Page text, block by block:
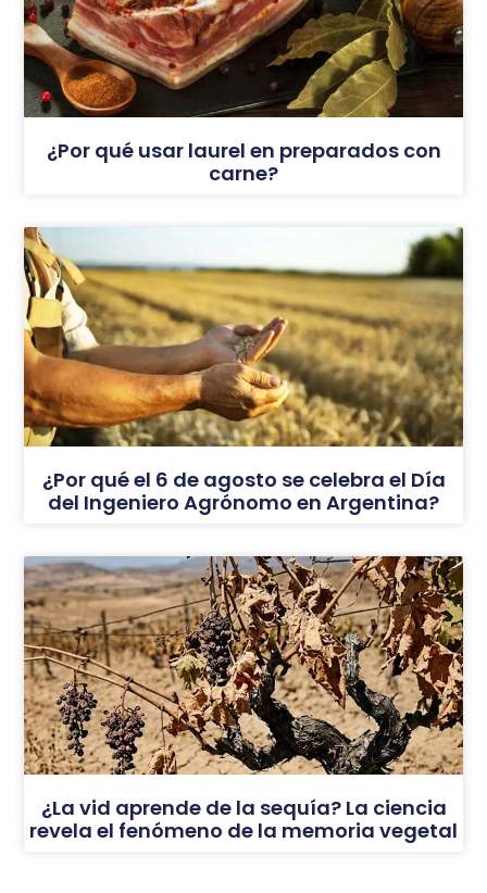
¿Por qué usar laurel en preparados con
carne?
¿Por qué el 6 de agosto se celebra el Día
del Ingeniero Agrónomo en Argentina?
¿La vid aprende de la sequía? La ciencia
revela el fenómeno de la memoria vegetal